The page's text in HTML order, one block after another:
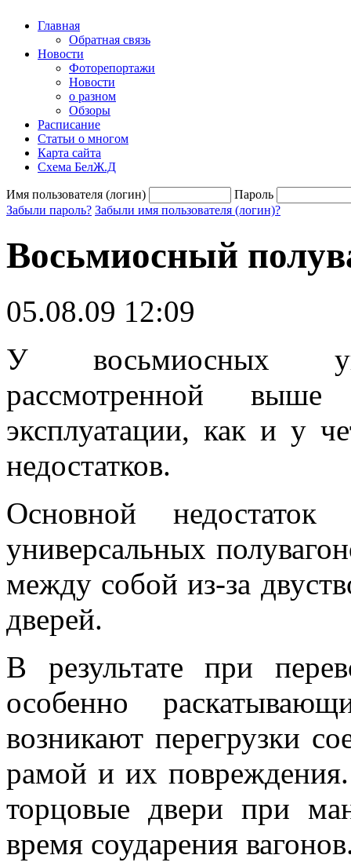
Главная
Обратная связь
Новости
Фоторепортажи
Новости
о разном
Обзоры
Расписание
Статьи о многом
Карта сайта
Схема БелЖ.Д
Имя пользователя (логин)
Пароль
Забыли пароль? Забыли имя пользователя (логин)?
Восьмиосный
05.08.09 12:09
У восьмиосных
рассмотренной
эксплуатации, как и у
недостатков.
Основной
универсальных
между собой из-за
дверей.
В результате при
особенно
возникают перегрузки
рамой и их
торцовые двери при
время соударения